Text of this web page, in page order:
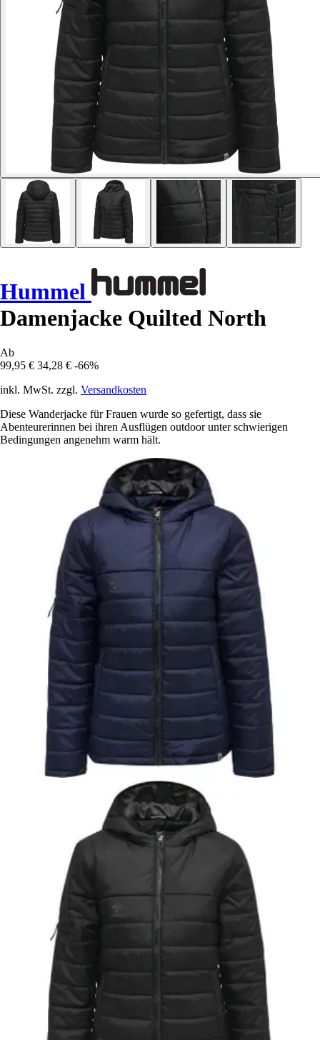
Hummel
Damenjacke Quilted North
Ab
99,95 € 34,28 € -66%
inkl. MwSt. zzgl. Versandkosten
Diese Wanderjacke für Frauen wurde so gefertigt, dass sie
Abenteurerinnen bei ihren Ausflügen outdoor unter schwierigen
Bedingungen angenehm warm hält.